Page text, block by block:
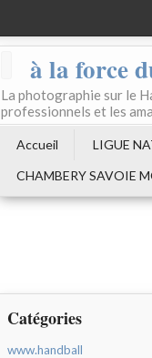
à la force
La photographie sur le
professionnels et les
Accueil LIGUE
CHAMBERY SAVOIE
Catégories
www.handball